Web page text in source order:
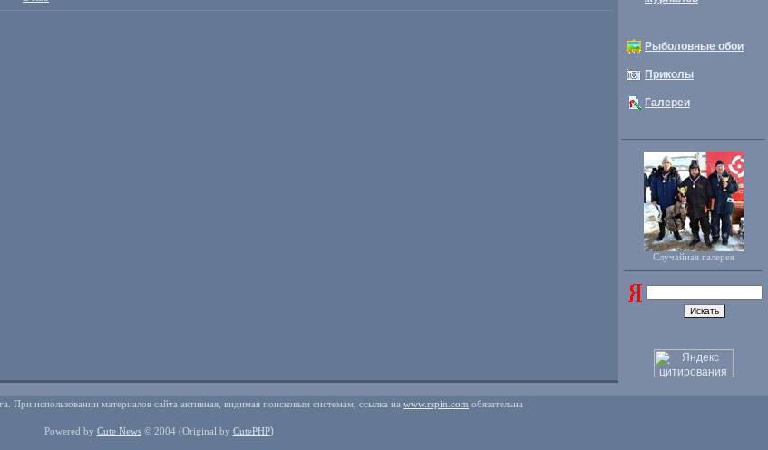
Рыболовные обои
Приколы
Галереи
Случайная галерея
При использовании материалов сайта активная, видимая поисковым системам, ссылка на www.rspin.com обязательна
Powered by Cute News© 2004 (Original by CutePHP)